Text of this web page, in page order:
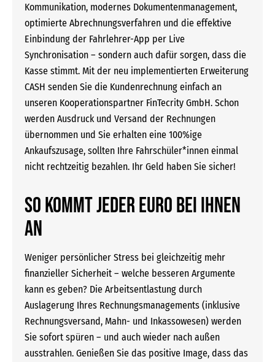
Kommunikation, modernes Dokumentenmanagement,
optimierte Abrechnungsverfahren und die effektive
Einbindung der Fahrlehrer-App per Live
Synchronisation – sondern auch dafür sorgen, dass die
Kasse stimmt. Mit der neu implementierten Erweiterung
CASH senden Sie die Kundenrechnung einfach an
unseren Kooperationspartner FinTecrity GmbH. Schon
werden Ausdruck und Versand der Rechnungen
übernommen und Sie erhalten eine 100%ige
Ankaufszusage, sollten Ihre Fahrschüler*innen einmal
nicht rechtzeitig bezahlen. Ihr Geld haben Sie sicher!
SO KOMMT JEDER EURO BEI IHNEN
AN
Weniger persönlicher Stress bei gleichzeitig mehr
finanzieller Sicherheit – welche besseren Argumente
kann es geben? Die Arbeitsentlastung durch
Auslagerung Ihres Rechnungsmanagements (inklusive
Rechnungsversand, Mahn- und Inkassowesen) werden
Sie sofort spüren – und auch wieder nach außen
ausstrahlen. Genießen Sie das positive Image, dass das